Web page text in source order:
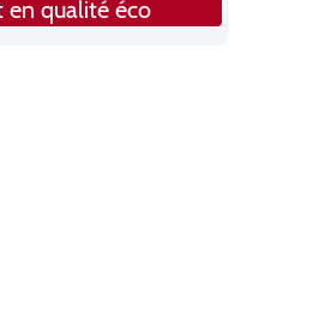
en qualité éco